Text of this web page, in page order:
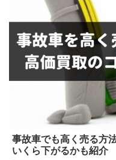
事故車でも高く売る方
いくら下がるかも紹介